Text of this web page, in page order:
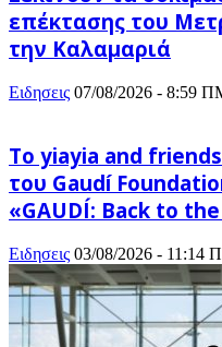
επέκτασης του
την Καλαμαριά
Ειδησεις 07/08/2026 - 8:59
Το yiayia and
του Gaudí
«GAUDÍ: Back to
Ειδησεις 03/08/2026 - 11:14